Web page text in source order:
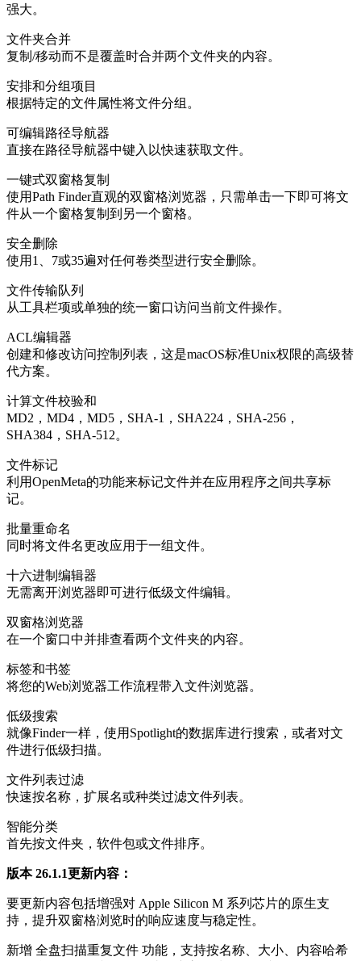
强大。
文件夹合并
复制/移动而不是覆盖时合并两个文件夹的内容。
安排和分组项目
根据特定的文件属性将文件分组。
可编辑路径导航器
直接在路径导航器中键入以快速获取文件。
一键式双窗格复制
使用Path Finder直观的双窗格浏览器，只需单击一下即可将文
件从一个窗格复制到另一个窗格。
安全删除
使用1、7或35遍对任何卷类型进行安全删除。
文件传输队列
从工具栏项或单独的统一窗口访问当前文件操作。
ACL编辑器
创建和修改访问控制列表，这是macOS标准Unix权限的高级替
代方案。
计算文件校验和
MD2，MD4，MD5，SHA-1，SHA224，SHA-256，
SHA384，SHA-512。
文件标记
利用OpenMeta的功能来标记文件并在应用程序之间共享标
记。
批量重命名
同时将文件名更改应用于一组文件。
十六进制编辑器
无需离开浏览器即可进行低级文件编辑。
双窗格浏览器
在一个窗口中并排查看两个文件夹的内容。
标签和书签
将您的Web浏览器工作流程带入文件浏览器。
低级搜索
就像Finder一样，使用Spotlight的数据库进行搜索，或者对文
件进行低级扫描。
文件列表过滤
快速按名称，扩展名或种类过滤文件列表。
智能分类
首先按文件夹，软件包或文件排序。
版本 26.1.1更新内容：
要更新内容包括增强对 Apple Silicon M 系列芯片的原生支
持，提升双窗格浏览时的响应速度与稳定性。
新增 ‌全盘扫描重复文件‌ 功能，支持按名称、大小、内容哈希